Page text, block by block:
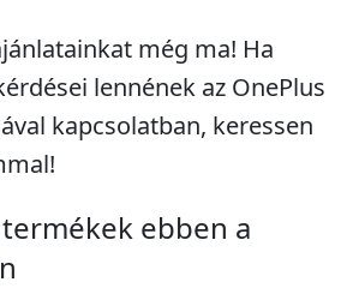
még ma! Ha
lennének az OnePlus
kapcsolatban, keressen
ebben a